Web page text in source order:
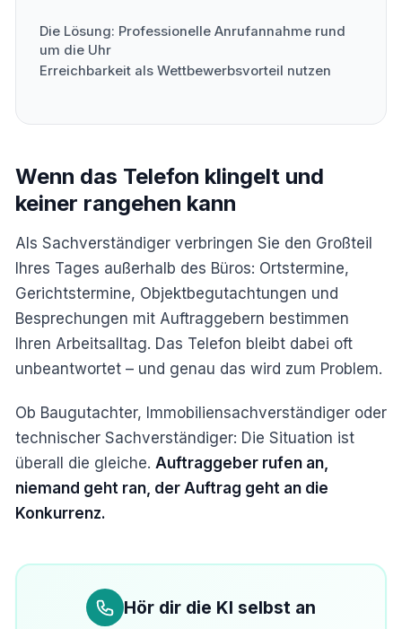
Die Lösung: Professionelle Anrufannahme rund
um die Uhr
Erreichbarkeit als Wettbewerbsvorteil nutzen
Wenn das Telefon klingelt und
keiner rangehen kann
Als Sachverständiger verbringen Sie den Großteil
Ihres Tages außerhalb des Büros: Ortstermine,
Gerichtstermine, Objektbegutachtungen und
Besprechungen mit Auftraggebern bestimmen
Ihren Arbeitsalltag. Das Telefon bleibt dabei oft
unbeantwortet – und genau das wird zum Problem.
Ob Baugutachter, Immobiliensachverständiger oder
technischer Sachverständiger: Die Situation ist
überall die gleiche. Auftraggeber rufen an,
niemand geht ran, der Auftrag geht an die
Konkurrenz.
Hör dir die KI selbst an